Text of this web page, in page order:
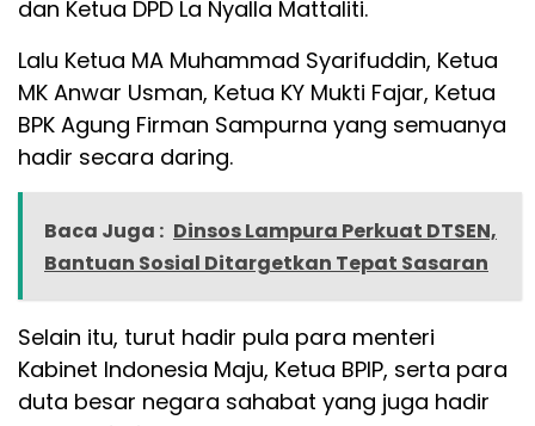
dan Ketua DPD La Nyalla Mattaliti.
Lalu Ketua MA Muhammad Syarifuddin, Ketua
MK Anwar Usman, Ketua KY Mukti Fajar, Ketua
BPK Agung Firman Sampurna yang semuanya
hadir secara daring.
Baca Juga : Dinsos Lampura Perkuat DTSEN,
Bantuan Sosial Ditargetkan Tepat Sasaran
Selain itu, turut hadir pula para menteri
Kabinet Indonesia Maju, Ketua BPIP, serta para
duta besar negara sahabat yang juga hadir